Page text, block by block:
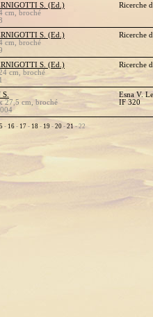
S. (Ed.)
cm, broché
Ricerche
S. (Ed.)
cm, broché
Ricerche
S. (Ed.)
cm, broché
Ricerche
27,5 cm, broché
Esna V.
IF 320
- 16 - 17 - 18 - 19 - 20 - 21- 22